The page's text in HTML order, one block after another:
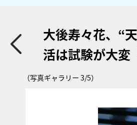
大後寿々花、“
活は試験が大変
（写真ギャラリー 3/5）